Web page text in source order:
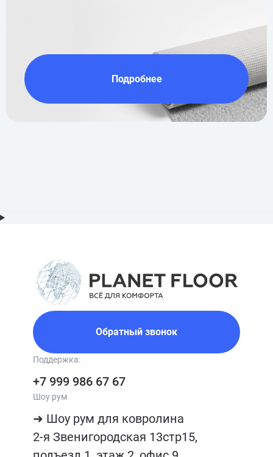
Подробнее
Обратный звонок
Поддержка:
+7 999 986 67 67
Шоу рум
➜ Шоу рум для ковролина
2-я Звенигородская 13стр15,